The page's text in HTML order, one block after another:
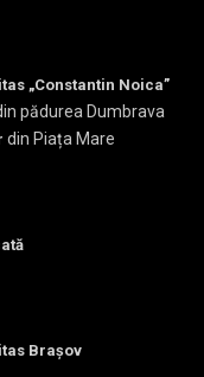
„Constantin Noica”
pădurea Dumbrava
din Piața Mare
Brașov